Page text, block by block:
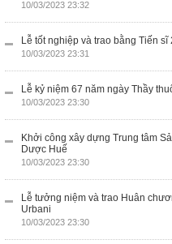
10/03/2023 23:32
Lễ tốt nghiệp và trao bằng Tiến sĩ
10/03/2023 23:31
Lễ kỷ niệm 67 năm ngày Thầy
10/03/2023 23:30
Khởi công xây dựng Trung tâm
Dược Huế
10/03/2023 23:30
Lễ tưởng niệm và trao Huân
Urbani
10/03/2023 23:30